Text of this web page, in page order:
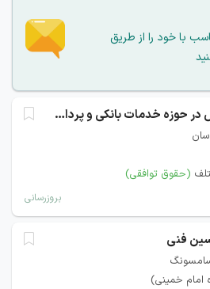
با خود را از طریق
نماینده فروش در حوزه خدمات بانکی و پرداخت
(حقوق توافقی)
بروزرسانی
فنی
خمینی)